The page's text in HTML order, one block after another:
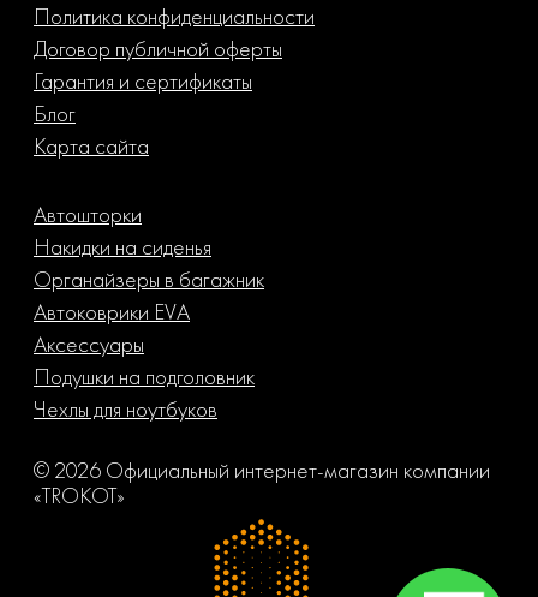
Политика конфиденциальности
Договор публичной оферты
Гарантия и сертификаты
Блог
Карта сайта
Автошторки
Накидки на сиденья
Органайзеры в багажник
Автоковрики EVA
Аксессуары
Подушки на подголовник
Чехлы для ноутбуков
© 2026 Официальный интернет-магазин компании
«TROKOT»